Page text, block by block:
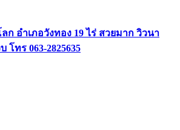
อำเภอวังทอง 19 ไร่ สวยมาก วิวนา
โทร 063-2825635